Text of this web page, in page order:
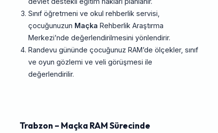
Sınıf öğretmeni ve okul rehberlik servisi,
çocuğunuzun Maçka Rehberlik Araştırma
Merkezi’nde değerlendirilmesini yönlendirir.
Randevu gününde çocuğunuz RAM’de ölçekler, sınıf
ve oyun gözlemi ve veli görüşmesi ile
değerlendirilir.
Trabzon – Maçka RAM Sürecinde